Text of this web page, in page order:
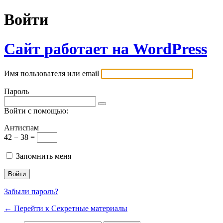
Войти
Сайт работает на WordPress
Имя пользователя или email
Пароль
Войти с помощью:
Антиспам
42 − 38 =
Запомнить меня
Забыли пароль?
← Перейти к Секретные материалы